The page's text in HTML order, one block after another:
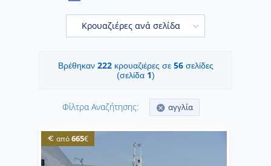
Κρουαζιέρες ανά σελίδα
Βρέθηκαν 222κρουαζιέρες σε 56σελίδες
(σελίδα 1)
Φίλτρα Αναζήτησης: αγγλία
από665€